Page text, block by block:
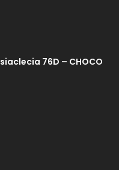
76D – CHOCO